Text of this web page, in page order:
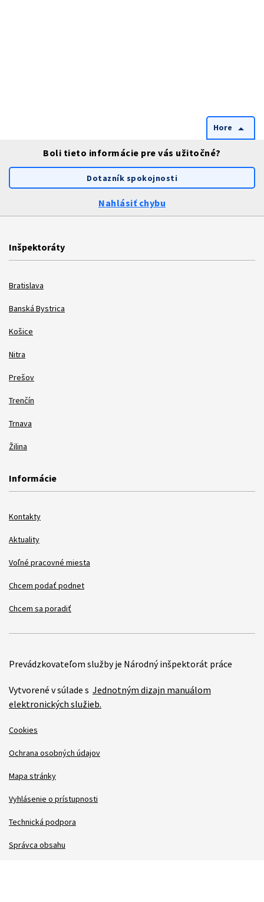
Hore arrow_drop_up
Boli tieto informácie pre vás užitočné?
Dotazník spokojnosti
Nahlásiť chybu
Inšpektoráty
Bratislava
Banská Bystrica
Košice
Nitra
Prešov
Trenčín
Trnava
Žilina
Informácie
Kontakty
Aktuality
Voľné pracovné miesta
Chcem podať podnet
Chcem sa poradiť
Prevádzkovateľom služby je Národný inšpektorát práce
Vytvorené v súlade s Jednotným dizajn manuálom
elektronických služieb.
Cookies
Ochrana osobných údajov
Mapa stránky
Vyhlásenie o prístupnosti
Technická podpora
Správca obsahu